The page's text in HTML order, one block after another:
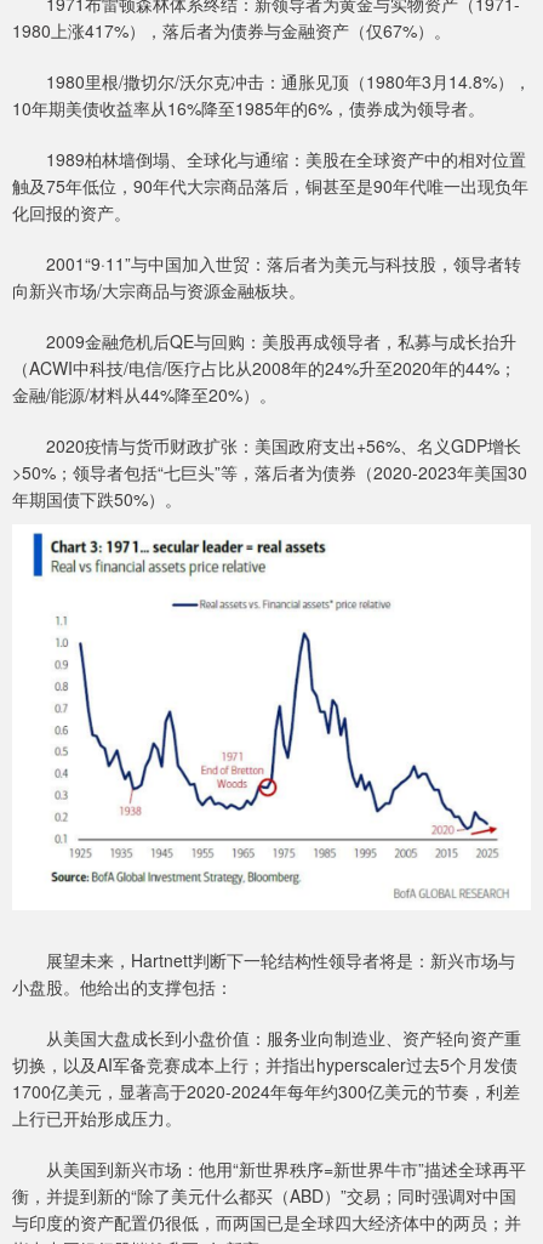
1980上涨417%），落后者为债券与金融资产（仅67%）。
1980里根/撒切尔/沃尔克冲击：通胀见顶（1980年3月14.8%），
10年期美债收益率从16%降至1985年的6%，债券成为领导者。
1989柏林墙倒塌、全球化与通缩：美股在全球资产中的相对位置
触及75年低位，90年代大宗商品落后，铜甚至是90年代唯一出现负年
化回报的资产。
2001“9·11”与中国加入世贸：落后者为美元与科技股，领导者转
向新兴市场/大宗商品与资源金融板块。
2009金融危机后QE与回购：美股再成领导者，私募与成长抬升
（ACWI中科技/电信/医疗占比从2008年的24%升至2020年的44%；
金融/能源/材料从44%降至20%）。
2020疫情与货币财政扩张：美国政府支出+56%、名义GDP增长
>50%；领导者包括“七巨头”等，落后者为债券（2020-2023年美国30
年期国债下跌50%）。
展望未来，Hartnett判断下一轮结构性领导者将是：新兴市场与
小盘股。他给出的支撑包括：
从美国大盘成长到小盘价值：服务业向制造业、资产轻向资产重
切换，以及AI军备竞赛成本上行；并指出hyperscaler过去5个月发债
1700亿美元，显著高于2020-2024年每年约300亿美元的节奏，利差
上行已开始形成压力。
从美国到新兴市场：他用“新世界秩序=新世界牛市”描述全球再平
衡，并提到新的“除了美元什么都买（ABD）”交易；同时强调对中国
与印度的资产配置仍很低，而两国已是全球四大经济体中的两员；并